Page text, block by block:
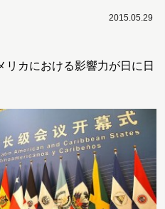
2015.05.29
カにおける影響力が日に日